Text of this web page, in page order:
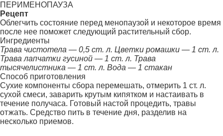
ПЕРИМЕНОПАУЗА
Рецепт
Облегчить состояние перед менопаузой и неко­торое время
после нее поможет следующий расти­тельный сбор.
Ингредиенты
Трава чистотела — 0,5 ст. л. Цветки ромашки — 1 ст. л.
Трава лапчатки гусиной — 1 ст. л. Трава
тысячелистника — 1 ст. л. Вода — 1 стакан
Способ приготовления
Сухие компоненты сбора перемешать, отмерить 1 ст. л.
сухой смеси, заварить крутым кипятком и на­стаивать в
течение получаса. Готовый настой проце­дить, травы
отжать. Средство пить в течение дня, раз­делив на
несколько приемов.